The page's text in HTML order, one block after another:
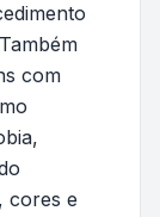
com
cores e